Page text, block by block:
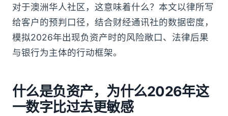
对于澳洲华人社区，这意味着什么？本文以律所写
给客户的预判口径，结合财经通讯社的数据密度，
模拟2026年出现负资产时的风险敞口、法律后果
与银行为主体的行动框架。
什么是负资产，为什么2026年这
一数字比过去更敏感